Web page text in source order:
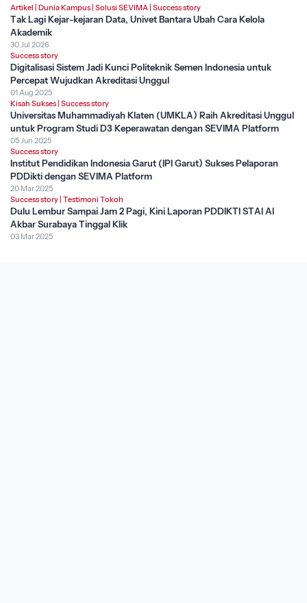
Artikel | Dunia Kampus | Solusi SEVIMA | Success story
Tak Lagi Kejar-kejaran Data, Univet Bantara Ubah Cara Kelola
Akademik
30 Jul 2026
Success story
Digitalisasi Sistem Jadi Kunci Politeknik Semen Indonesia untuk
Percepat Wujudkan Akreditasi Unggul
01 Aug 2025
Kisah Sukses | Success story
Universitas Muhammadiyah Klaten (UMKLA) Raih Akreditasi Unggul
untuk Program Studi D3 Keperawatan dengan SEVIMA Platform
05 Jun 2025
Success story
Institut Pendidikan Indonesia Garut (IPI Garut) Sukses Pelaporan
PDDikti dengan SEVIMA Platform
20 Mar 2025
Success story | Testimoni Tokoh
Dulu Lembur Sampai Jam 2 Pagi, Kini Laporan PDDIKTI STAI Al
Akbar Surabaya Tinggal Klik
03 Mar 2025